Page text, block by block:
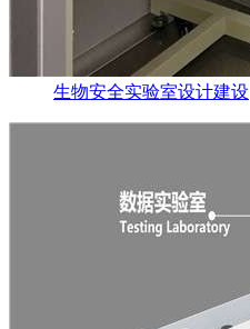
生物安全实验室设计建设